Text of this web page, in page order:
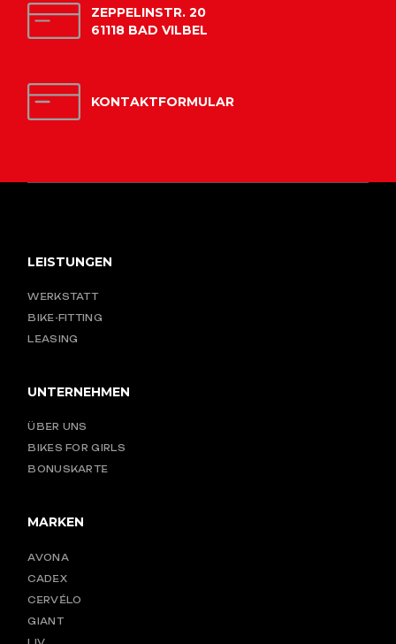
ZEPPELINSTR. 20
61118 BAD VILBEL
KONTAKTFORMULAR
LEISTUNGEN
WERKSTATT
BIKE-FITTING
LEASING
UNTERNEHMEN
ÜBER UNS
BIKES FOR GIRLS
BONUSKARTE
MARKEN
AVONA
CADEX
CERVÉLO
GIANT